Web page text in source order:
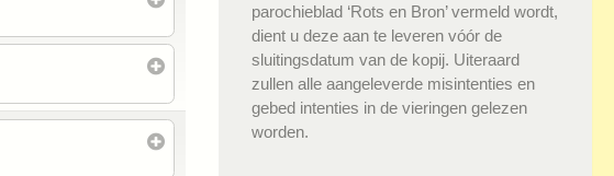
parochieblad ‘Rots en Bron’ vermeld wordt,
dient u deze aan te leveren vóór de
sluitingsdatum van de kopij. Uiteraard
zullen alle aangeleverde misintenties en
gebed intenties in de vieringen gelezen
worden.